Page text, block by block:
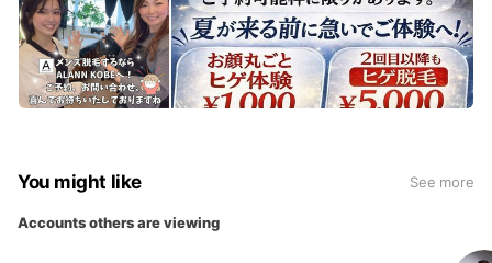
You might like See more
Accounts others are viewing